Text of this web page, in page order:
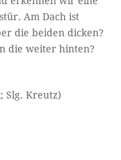
Am Dach ist
die beiden dicken?
die weiter hinten?
Slg. Kreutz)